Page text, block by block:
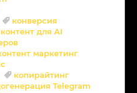
конверсия
контент для AI
маркетинг
копирайтинг
Telegram